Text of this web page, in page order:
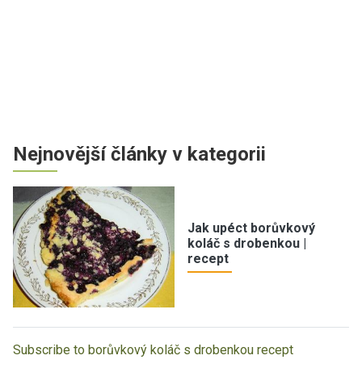
Nejnovější články v kategorii
Jak upéct borůvkový
koláč s drobenkou |
recept
Subscribe to borůvkový koláč s drobenkou recept